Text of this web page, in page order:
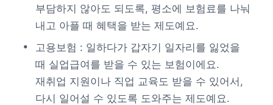
피트니스
SDK·API 연동
페이스패스
추천 조합
부담하지 않아도 되도록, 평소에 보험료를 나눠
내고 아플 때 혜택을 받는 제도예요.
고용보험 : 일하다가 갑자기 일자리를 잃었을
때 실업급여를 받을 수 있는 보험이에요.
재취업 지원이나 직업 교육도 받을 수 있어서,
다시 일어설 수 있도록 도와주는 제도예요.